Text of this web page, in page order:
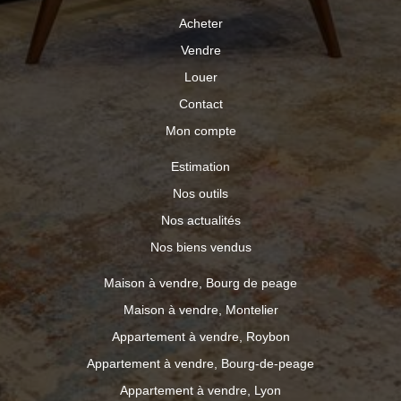
Acheter
Vendre
Louer
Contact
Mon compte
Estimation
Nos outils
Nos actualités
Nos biens vendus
Maison à vendre, Bourg de peage
Maison à vendre, Montelier
Appartement à vendre, Roybon
Appartement à vendre, Bourg-de-peage
Appartement à vendre, Lyon